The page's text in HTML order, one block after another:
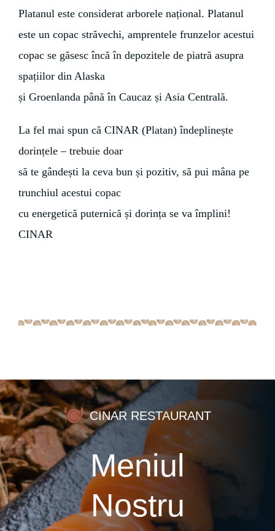
Platanul este considerat arborele național. Platanul
este un copac străvechi, amprentele frunzelor acestui
copac se găsesc încă în depozitele de piatră asupra
spațiilor din Alaska
și Groenlanda până în Caucaz și Asia Centrală.
La fel mai spun că CINAR (Platan) îndeplinește
dorințele – trebuie doar
să te gândești la ceva bun și pozitiv, să pui mâna pe
trunchiul acestui copac
cu energetică puternică și dorința se va împlini!
CINAR
CINAR RESTAURANT
Meniul
Nostru